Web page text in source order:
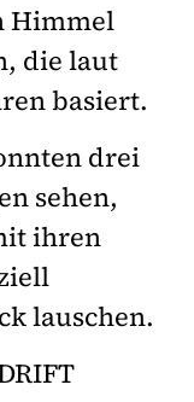
Himmel
die laut
basiert.
drei
sehen,
ihren
lauschen.